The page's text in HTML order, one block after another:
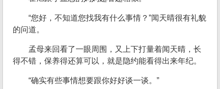
“您好，不知道您找我有什么事情？”闻天晴很有礼貌
的问道。
孟母来回看了一眼周围，又上下打量着闻天晴，长
得不错，保养得还算可以，就是隐约能看得出来年纪。
“确实有些事情想要跟你好好谈一谈。”